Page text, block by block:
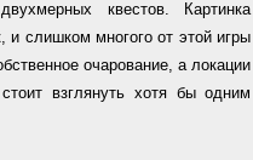
квестов. Картинка
и слишком многого от этой игры
очарование, а локации
взглянуть хотя бы одним